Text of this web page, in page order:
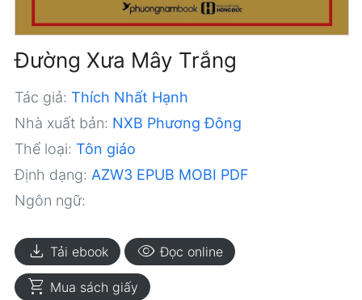
Đường Xưa Mây Trắng
Tác giả: Thích Nhất Hạnh
Nhà xuất bản: NXB Phương Đông
Thể loại: Tôn giáo
Định dạng: AZW3 EPUB MOBI PDF
Ngôn ngữ:
download Tải ebook visibility Đọc online
shopping_cart Mua sách giấy